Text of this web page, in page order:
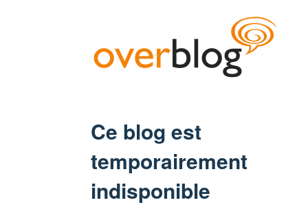
Ce blog est
temporairement
indisponible